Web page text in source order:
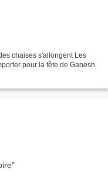
pour la fête de Ganesh